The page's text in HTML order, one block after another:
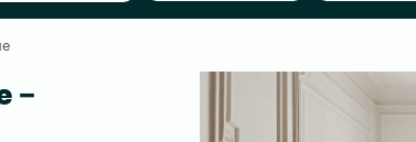
–